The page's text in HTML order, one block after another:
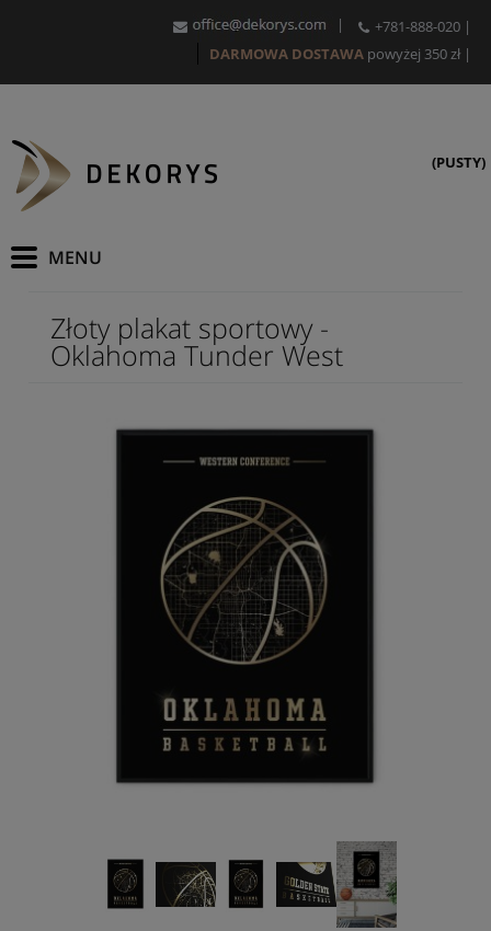
| +781-888-020 |
DARMOWA DOSTAWA powyżej 350 zł|
(PUSTY)
Złoty plakat sportowy -
Oklahoma Tunder West